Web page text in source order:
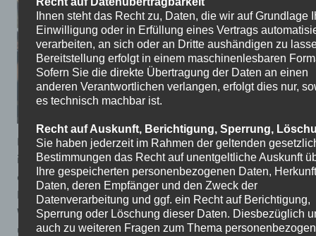
Die Klassen 6b und 6c der Burgfeldschule nahmen am
internationalen Rhino-Projekt teil und erlebten dabei
eine besondere Live-Safari aus Südafrika. Per
Livestream konnten die Schülerinnen und Schüler
Wildtiere in ihrem natürlichen Lebensraum beobachten
und spannende Einblicke in den Schutz der Nashörner
Ihnen steht das Recht zu, Daten, die wir auf Grundlage
Einwilligung oder in Erfüllung eines Vertrags
verarbeiten, an sich oder an Dritte aushändigen zu
Bereitstellung erfolgt in einem maschinenlesbaren
Sofern Sie die direkte Übertragung der Daten an einen
anderen Verantwortlichen verlangen, erfolgt dies nur,
es technisch machbar ist.
Recht auf Auskunft, Berichtigung, Sperrung,
Sie haben jederzeit im Rahmen der geltenden
Bestimmungen das Recht auf unentgeltliche Auskunft
Ihre gespeicherten personenbezogenen Daten,
Daten, deren Empfänger und den Zweck der
Datenverarbeitung und ggf. ein Recht auf Berichtigung,
Sperrung oder Löschung dieser Daten. Diesbezüglich
auch zu weiteren Fragen zum Thema